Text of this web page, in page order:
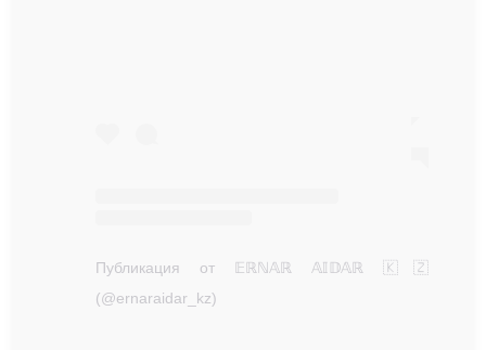
Публикация от 𝔼ℝℕ𝔸ℝ 𝔸𝕀𝔻𝔸ℝ 🇰🇿
(@ernaraidar_kz)